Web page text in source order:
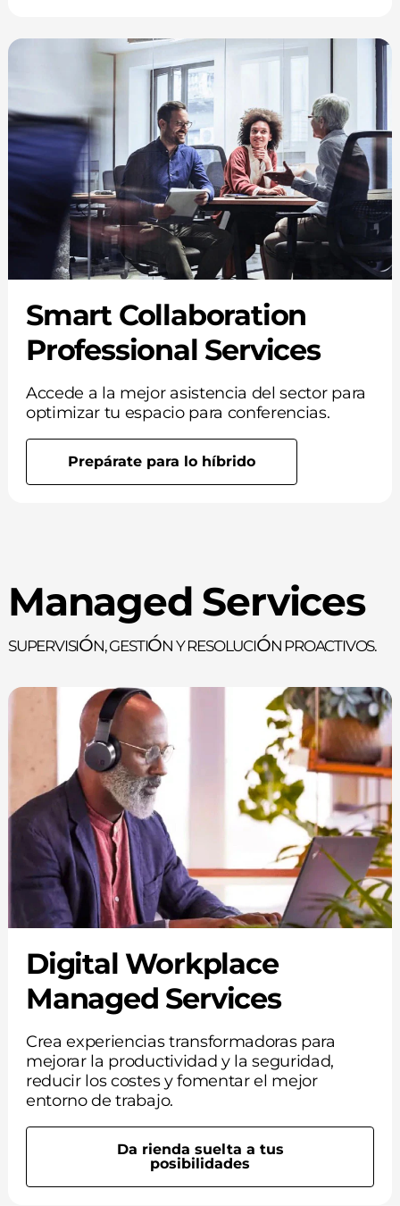
Smart Collaboration
Professional Services
Accede a la mejor asistencia del sector para
optimizar tu espacio para conferencias.
Prepárate para lo híbrido
Managed Services
Supervisión, gestión y resolución proactivos.
Digital Workplace
Managed Services
Crea experiencias transformadoras para
mejorar la productividad y la seguridad,
reducir los costes y fomentar el mejor
entorno de trabajo.
Da rienda suelta a tus
posibilidades